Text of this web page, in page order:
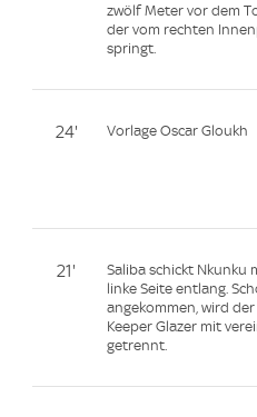
zwölf Meter vor dem
der vom rechten
springt.
24' Vorlage Oscar Gloukh
21'
Saliba schickt Nkunku
linke Seite entlang.
angekommen, wird
Keeper Glazer mit
getrennt.